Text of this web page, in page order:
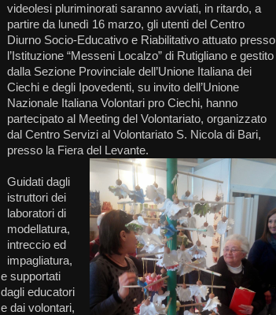
videolesi pluriminorati saranno avviati, in ritardo, a
partire da lunedì 16 marzo, gli utenti del Centro
Diurno Socio-Educativo e Riabilitativo attuato presso
l’Istituzione “Messeni Localzo” di Rutigliano e gestito
dalla Sezione Provinciale dell’Unione Italiana dei
Ciechi e degli Ipovedenti, su invito dell’Unione
Nazionale Italiana Volontari pro Ciechi, hanno
partecipato al Meeting del Volontariato, organizzato
dal Centro Servizi al Volontariato S. Nicola di Bari,
presso la Fiera del Levante.
Guidati dagli
istruttori dei
laboratori di
modellatura,
intreccio ed
impagliatura,
e supportati
dagli educatori
e dai volontari,